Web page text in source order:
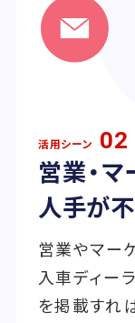
活用シーン 02
営業・マ
人手が
営業やマー
入車ディー
を掲載すれ